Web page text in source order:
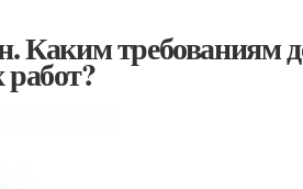
Каким требованиям